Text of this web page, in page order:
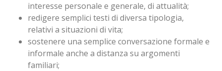
interesse personale e generale, di attualità;
redigere semplici testi di diversa tipologia,
relativi a situazioni di vita;
sostenere una semplice conversazione formale e
informale anche a distanza su argomenti
familiari;